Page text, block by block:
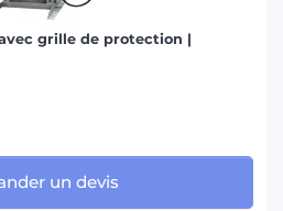
grille de protection |
un devis